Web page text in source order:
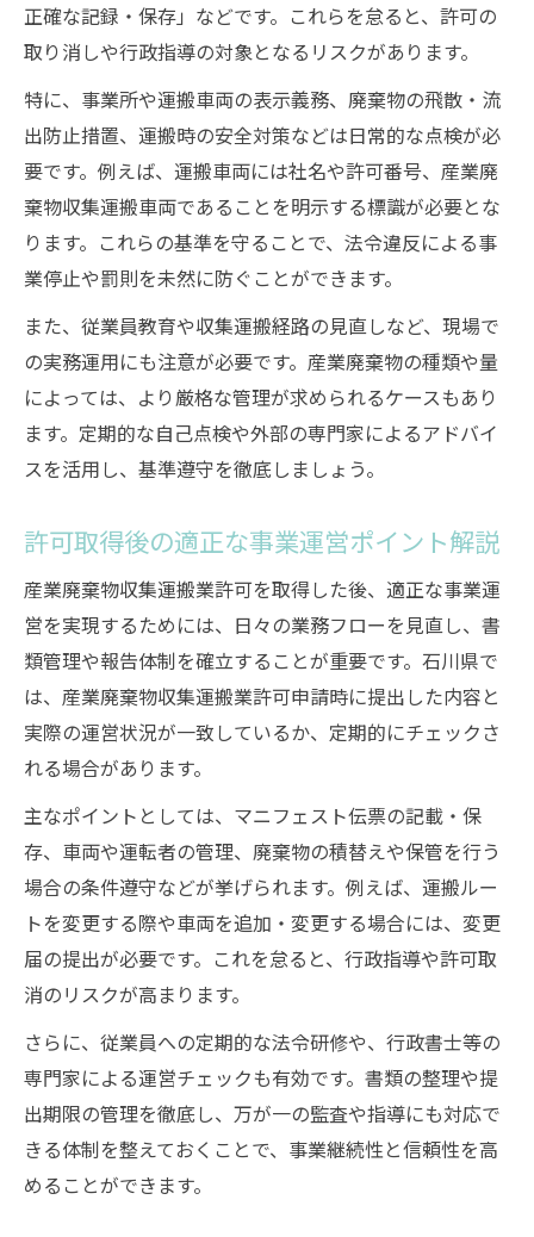
正確な記録・保存」などです。これらを怠ると、許可の
取り消しや行政指導の対象となるリスクがあります。
特に、事業所や運搬車両の表示義務、廃棄物の飛散・流
出防止措置、運搬時の安全対策などは日常的な点検が必
要です。例えば、運搬車両には社名や許可番号、産業廃
棄物収集運搬車両であることを明示する標識が必要とな
ります。これらの基準を守ることで、法令違反による事
業停止や罰則を未然に防ぐことができます。
また、従業員教育や収集運搬経路の見直しなど、現場で
の実務運用にも注意が必要です。産業廃棄物の種類や量
によっては、より厳格な管理が求められるケースもあり
ます。定期的な自己点検や外部の専門家によるアドバイ
スを活用し、基準遵守を徹底しましょう。
許可取得後の適正な事業運営ポイント解説
産業廃棄物収集運搬業許可を取得した後、適正な事業運
営を実現するためには、日々の業務フローを見直し、書
類管理や報告体制を確立することが重要です。石川県で
は、産業廃棄物収集運搬業許可申請時に提出した内容と
実際の運営状況が一致しているか、定期的にチェックさ
れる場合があります。
主なポイントとしては、マニフェスト伝票の記載・保
存、車両や運転者の管理、廃棄物の積替えや保管を行う
場合の条件遵守などが挙げられます。例えば、運搬ルー
トを変更する際や車両を追加・変更する場合には、変更
届の提出が必要です。これを怠ると、行政指導や許可取
消のリスクが高まります。
さらに、従業員への定期的な法令研修や、行政書士等の
専門家による運営チェックも有効です。書類の整理や提
出期限の管理を徹底し、万が一の監査や指導にも対応で
きる体制を整えておくことで、事業継続性と信頼性を高
めることができます。